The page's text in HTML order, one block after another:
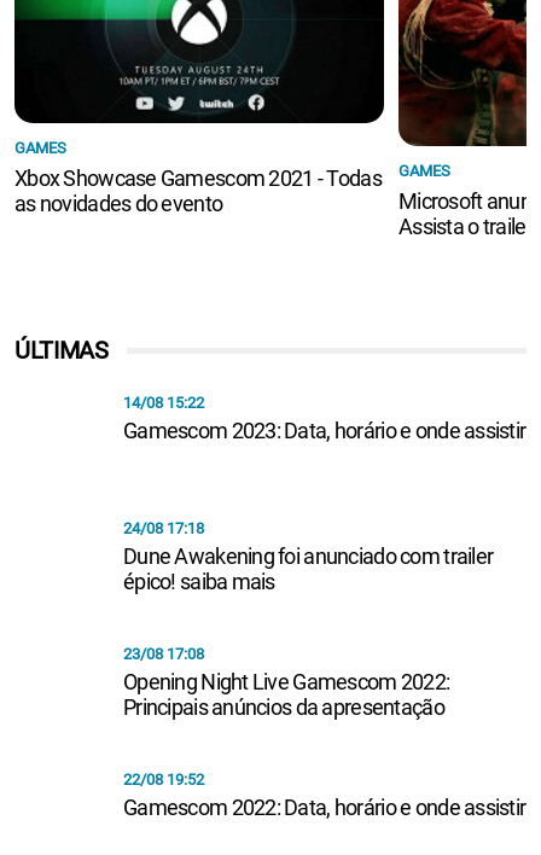
GAMES
Xbox Showcase Gamescom 2021 - Todas
as novidades do evento
GAMES
Microsoft
Assista o trailer
ÚLTIMAS
14/08 15:22
Gamescom 2023: Data, horário e onde assistir
24/08 17:18
Dune Awakening foi anunciado com trailer
épico! saiba mais
23/08 17:08
Opening Night Live Gamescom 2022:
Principais anúncios da apresentação
22/08 19:52
Gamescom 2022: Data, horário e onde assistir